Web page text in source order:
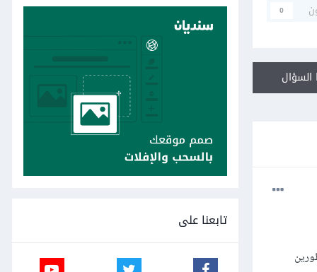
0
تابعنا على